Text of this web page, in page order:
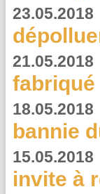
23.05.2018
21.05.2018
fabriqué
18.05.2018
bannie
15.05.2018
invite à